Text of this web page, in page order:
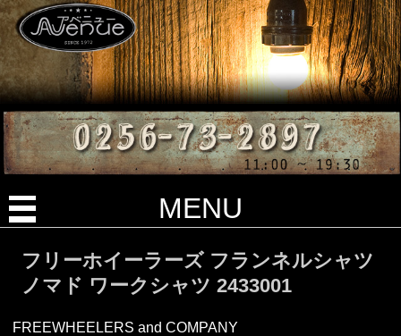
MENU
フリーホイーラーズ フランネルシャツ
ノマド ワークシャツ 2433001
FREEWHEELERS and COMPANY